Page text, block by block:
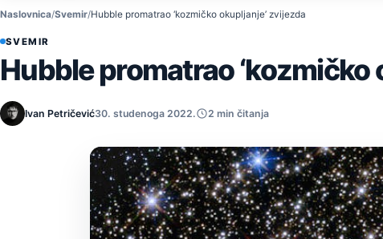
Naslovnica Svemir Hubble promatrao ‘kozmičko okupljanje’ zvijezda
SVEMIR
Hubble promatrao ‘kozmičko
Ivan Petričević30. studenoga 2022. 2 min čitanja